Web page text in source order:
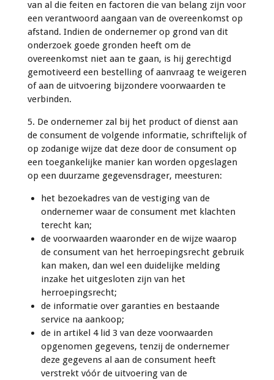
van al die feiten en factoren die van belang zijn voor
een verantwoord aangaan van de overeenkomst op
afstand. Indien de ondernemer op grond van dit
onderzoek goede gronden heeft om de
overeenkomst niet aan te gaan, is hij gerechtigd
gemotiveerd een bestelling of aanvraag te weigeren
of aan de uitvoering bijzondere voorwaarden te
verbinden.
5. De ondernemer zal bij het product of dienst aan
de consument de volgende informatie, schriftelijk of
op zodanige wijze dat deze door de consument op
een toegankelijke manier kan worden opgeslagen
op een duurzame gegevensdrager, meesturen:
het bezoekadres van de vestiging van de
ondernemer waar de consument met klachten
terecht kan;
de voorwaarden waaronder en de wijze waarop
de consument van het herroepingsrecht gebruik
kan maken, dan wel een duidelijke melding
inzake het uitgesloten zijn van het
herroepingsrecht;
de informatie over garanties en bestaande
service na aankoop;
de in artikel 4 lid 3 van deze voorwaarden
opgenomen gegevens, tenzij de ondernemer
deze gegevens al aan de consument heeft
verstrekt vóór de uitvoering van de